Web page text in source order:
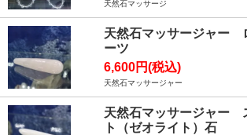
天然石マッサージ
天然石マッサージャー
ーツ
6,600円(税込)
天然石マッサージャー
天然石マッサージャー
ト（ゼオライト）石